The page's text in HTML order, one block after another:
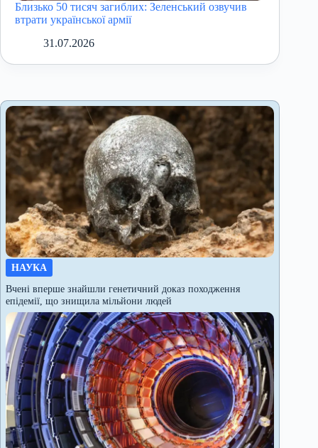
Близько 50 тисяч загиблих: Зеленський озвучив
втрати української армії
31.07.2026
НАУКА
Вчені вперше знайшли генетичний доказ походження
епідемії, що знищила мільйони людей